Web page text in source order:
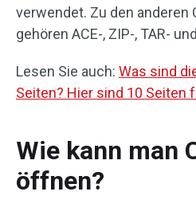
verwendet. Zu den anderen
gehören ACE-, ZIP-, TAR-
Lesen Sie auch: Was sind
Seiten? Hier sind 10 Seiten
Wie kann man
öffnen?